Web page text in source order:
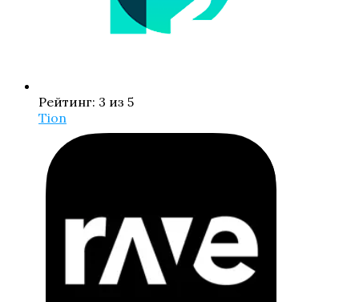
Рейтинг: 3 из 5
Tion